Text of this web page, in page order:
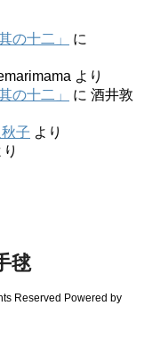
の十二」
に
より
の十二」
に 酒井敦
子 より
り
毬
Reserved Powered by